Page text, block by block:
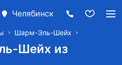
Челябинск
Шарм-Эль-Шейх
Шейх из